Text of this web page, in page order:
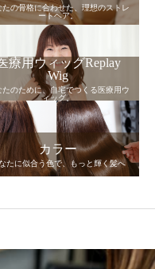
たの骨格に合わせた、理想のストレ
ートヘア。
療用ウィッグReplay
Wig
たのために、自宅でつくる医療用ウ
ィッグ。
カラー
たに似合う色で、もっと輝く髪へ